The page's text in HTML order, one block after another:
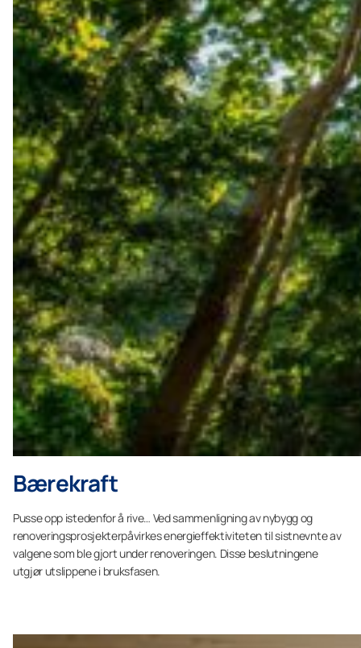
Bærekraft
Pusse opp istedenfor å rive… Ved sammenligning av nybygg og
renoveringsprosjekterpåvirkes energieffektiviteten til sistnevnte av
valgene som ble gjort under renoveringen. Disse beslutningene
utgjør utslippene i bruksfasen.